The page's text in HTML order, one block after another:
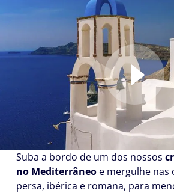
Suba a bordo de um dos nossos
no Mediterrâneo e mergulhe nas
persa, ibérica e romana, para